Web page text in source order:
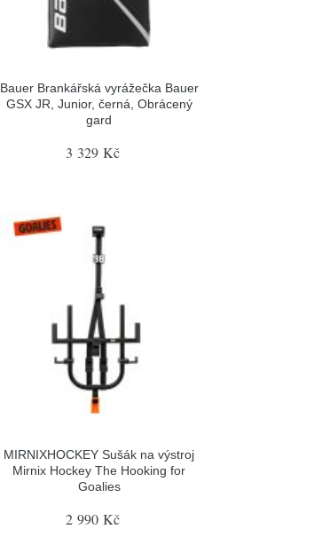
Bauer Brankářská vyrážečka Bauer
GSX JR, Junior, černá, Obrácený
gard
3 329 Kč
MIRNIXHOCKEY Sušák na výstroj
Mirnix Hockey The Hooking for
Goalies
2 990 Kč